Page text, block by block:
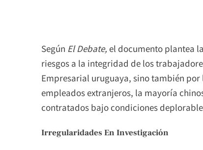
Según El Debate, el documento plantea
riesgos a la integridad de los
Empresarial uruguaya, sino también
empleados extranjeros, la mayoría
contratados bajo condiciones
Irregularidades En Investigación